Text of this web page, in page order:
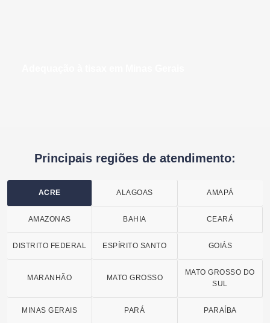
Principais regiões de atendimento:
ACRE ALAGOAS AMAPÁ
AMAZONAS BAHIA CEARÁ
DISTRITO FEDERAL ESPÍRITO SANTO GOIÁS
MARANHÃO MATO GROSSO
MATO GROSSO DO
SUL
MINAS GERAIS PARÁ PARAÍBA